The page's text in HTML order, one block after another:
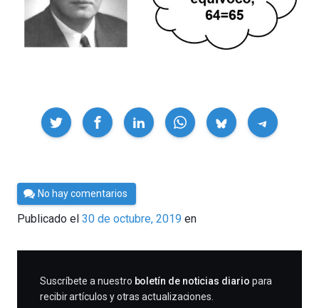
Compartir
Por
César
Tomé
No hay comentarios
Publicado el 30 de octubre, 2019 en
SUSCRIBIRME
Suscríbete a nuestro boletín de noticias diario para
recibir artículos y otras actualizaciones.